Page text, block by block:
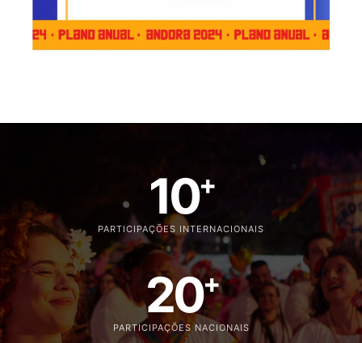
PARTICIPAÇÕES INTERNACIONAIS
10+
PARTICIPAÇÕES NACIONAIS
20+